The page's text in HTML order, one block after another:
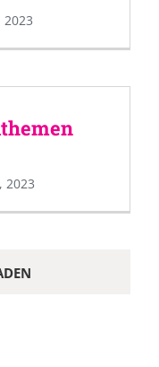
2023
2023